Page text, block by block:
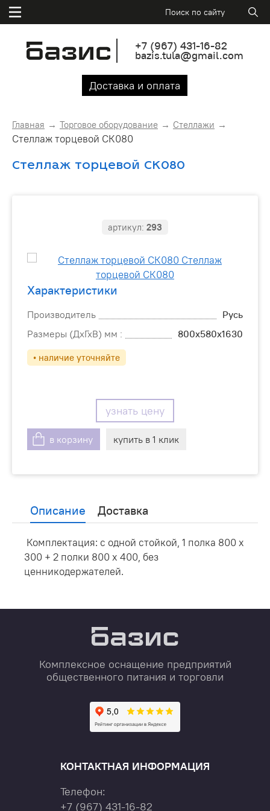
+7 (967) 431-16-82
bazis.tula@gmail.com
Доставка и оплата
Главная Торговое оборудование Стеллажи
Стеллаж торцевой СК080
Стеллаж торцевой СК080
артикул: 293
Характеристики
Производитель
Русь
Размеры (ДхГхВ) мм :
800х580х1630
• наличие уточняйте
узнать цену
в корзину купить в 1 клик
Описание Доставка
Комплектация: с одной стойкой, 1 полка 800 х
300 + 2 полки 800 х 400, без
ценникодержателей.
Комплексное оснащение предприятий
общественного питания и торговли
КОНТАКТНАЯ ИНФОРМАЦИЯ
Телефон:
+7 (967) 431-16-82